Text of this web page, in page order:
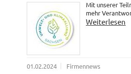
Mit unserer
mehr
Weiterlesen
01.02.2024 Firmennews